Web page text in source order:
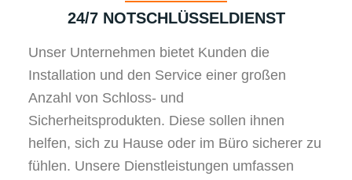
24/7 NOTSCHLÜSSELDIENST
Unser Unternehmen bietet Kunden die
Installation und den Service einer großen
Anzahl von Schloss- und
Sicherheitsprodukten. Diese sollen ihnen
helfen, sich zu Hause oder im Büro sicherer zu
fühlen. Unsere Dienstleistungen umfassen